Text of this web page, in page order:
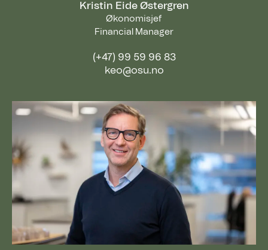
Kristin Eide Østergren
Økonomisjef
Financial Manager
(+47) 99 59 96 83
keo@osu.no